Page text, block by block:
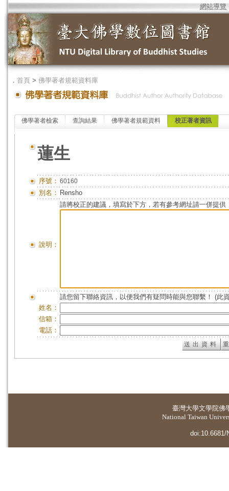
網站導覽
． 首頁 > 佛學著者規範資料庫
佛學著者檢索 查詢結果 佛學著者規範資料 校正著者資訊
蓮生
序號： 60160
別名： Rensho
說明：
請將校正的建議，填寫於下方，若有參考網址請一併提供
請您留下聯絡資訊，以便我們有疑問時能與您聯繫！ (此
姓名：
信箱：
電話：
臺灣大學文學院佛
National Taiwan
doi:10.6681/